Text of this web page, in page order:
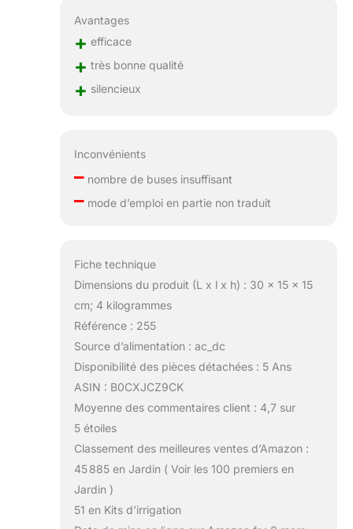
Avantages
+ efficace
+ très bonne qualité
+ silencieux
Inconvénients
–nombre de buses insuffisant
–mode d’emploi en partie non traduit
Fiche technique
Dimensions du produit (L x l x h) : 30 x 15 x 15
cm; 4 kilogrammes
Référence : 255
Source d’alimentation : ac_dc
Disponibilité des pièces détachées : 5 Ans
ASIN : B0CXJCZ9CK
Moyenne des commentaires client : 4,7 sur
5 étoiles
Classement des meilleures ventes d’Amazon :
45 885 en Jardin ( Voir les 100 premiers en
Jardin )
51 en Kits d’irrigation